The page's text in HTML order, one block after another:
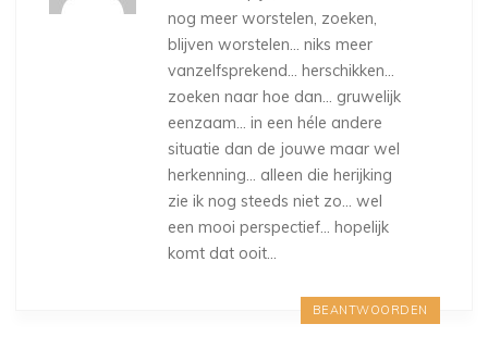
nog meer worstelen, zoeken,
blijven worstelen… niks meer
vanzelfsprekend… herschikken…
zoeken naar hoe dan… gruwelijk
eenzaam… in een héle andere
situatie dan de jouwe maar wel
herkenning… alleen die herijking
zie ik nog steeds niet zo… wel
een mooi perspectief… hopelijk
komt dat ooit…
BEANTWOORDEN